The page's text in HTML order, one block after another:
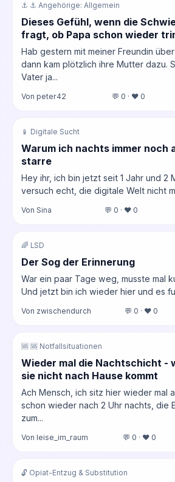
⚓ ⚓ Angehörige: Allgemein
Dieses Gefühl, wenn die
fragt, ob Papa schon wieder
Hab gestern mit meiner Freundin
dann kam plötzlich ihre Mutter dazu.
Vater ja...
Von peter42 💬 0 · ❤️ 0
📱 Digitale Sucht
Warum ich nachts immer noch
starre
Hey ihr, ich bin jetzt seit 1 Jahr und 2
versuch echt, die digitale Welt nicht
Von Sina 💬 0 · ❤️ 0
🌈 LSD
Der Sog der Erinnerung
War ein paar Tage weg, musste mal
Und jetzt bin ich wieder hier und es
Von zwischendurch 💬 0 · ❤️ 0
🆘 🆘 Notfallsituationen
Wieder mal die Nachtschicht -
sie nicht nach Hause kommt
Ach Mensch, ich sitz hier wieder mal
schon wieder nach 2 Uhr nachts, die
zum...
Von leise_im_raum 💬 0 · ❤️ 0
🔓 Opiat-Entzug & Substitution